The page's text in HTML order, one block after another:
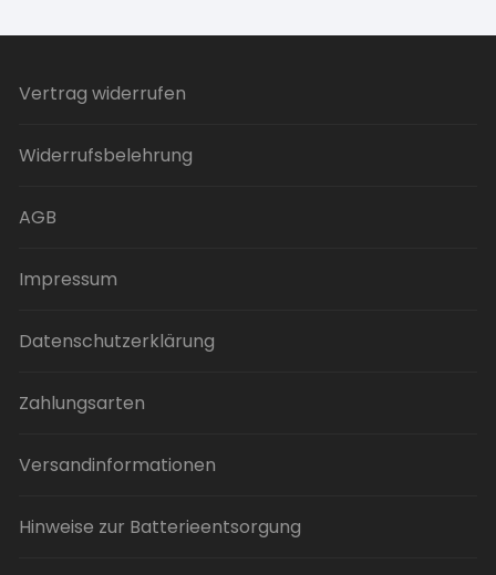
Vertrag widerrufen
Widerrufsbelehrung
AGB
Impressum
Datenschutzerklärung
Zahlungsarten
Versandinformationen
Hinweise zur Batterieentsorgung